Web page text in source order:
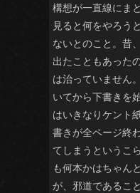
構想が一直線にま
見ると何をやろう
ないとのこと。昔
出たこともあった
は治っていません
いてから下書きを
はいきなりケント
書きが全ページ終
てしまうというこ
も何本かはちゃん
が、邪道であるこ